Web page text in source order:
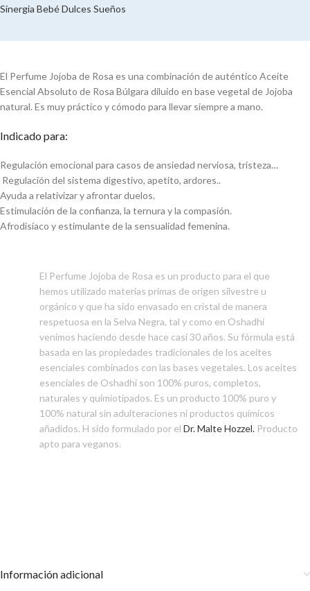
Sinergia Bebé Dulces Sueños
El Perfume Jojoba de Rosa es una combinación de auténtico Aceite
Esencial Absoluto de Rosa Búlgara diluido en base vegetal de Jojoba
natural. Es muy práctico y cómodo para llevar siempre a mano.
Indicado para:
Regulación emocional para casos de ansiedad nerviosa, tristeza…
Regulación del sistema digestivo, apetito, ardores..
Ayuda a relativizar y afrontar duelos.
Estimulación de la confianza, la ternura y la compasión.
Afrodisíaco y estimulante de la sensualidad femenina.
El Perfume Jojoba de Rosa es un producto para el que
hemos utilizado materias primas de origen silvestre u
orgánico y que ha sido envasado en cristal de manera
respetuosa en la Selva Negra, tal y como en Oshadhi
venimos haciendo desde hace casi 30 años. Su fórmula está
basada en las propiedades tradicionales de los aceites
esenciales combinados con las bases vegetales. Los aceites
esenciales de Oshadhi son 100% puros, completos,
naturales y quimiotipados. Es un producto 100% puro y
100% natural sin adulteraciones ni productos químicos
añadidos. H sido formulado por el Dr. Malte Hozzel. Producto
apto para veganos.
Información adicional